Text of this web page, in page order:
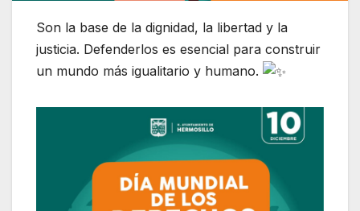
Son la base de la dignidad, la libertad y la
justicia. Defenderlos es esencial para construir
un mundo más igualitario y humano.